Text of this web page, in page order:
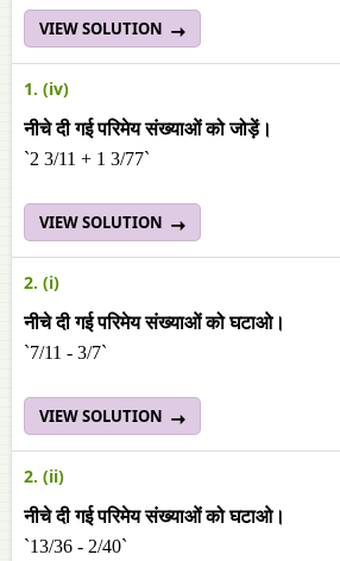
VIEW SOLUTION
1. (iv)
नीचे दी गई परिमेय संख्याओं को जोड़ें।
`2 3/11 + 1 3/77`
VIEW SOLUTION
2. (i)
नीचे दी गई परिमेय संख्याओं को घटाओ।
`7/11 - 3/7`
VIEW SOLUTION
2. (ii)
नीचे दी गई परिमेय संख्याओं को घटाओ।
`13/36 - 2/40`